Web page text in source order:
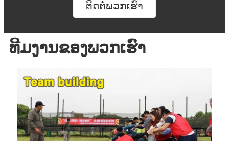
ຕິດ​ຕໍ່​ພວກ​ເຮົາ
ທີມ​ງານ​ຂອງ​ພວກ​ເຮົາ